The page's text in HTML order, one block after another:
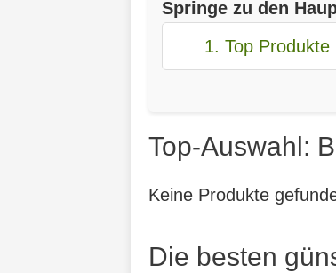
Springe zu den
1. Top Produkte
Top-Auswahl:
Keine Produkte
Die besten